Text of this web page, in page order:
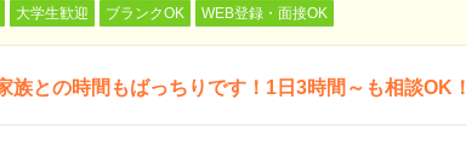
大学生歓迎 ブランクOK WEB登録・面接OK
族との時間もばっちりです！1日3時間～も相談OK！